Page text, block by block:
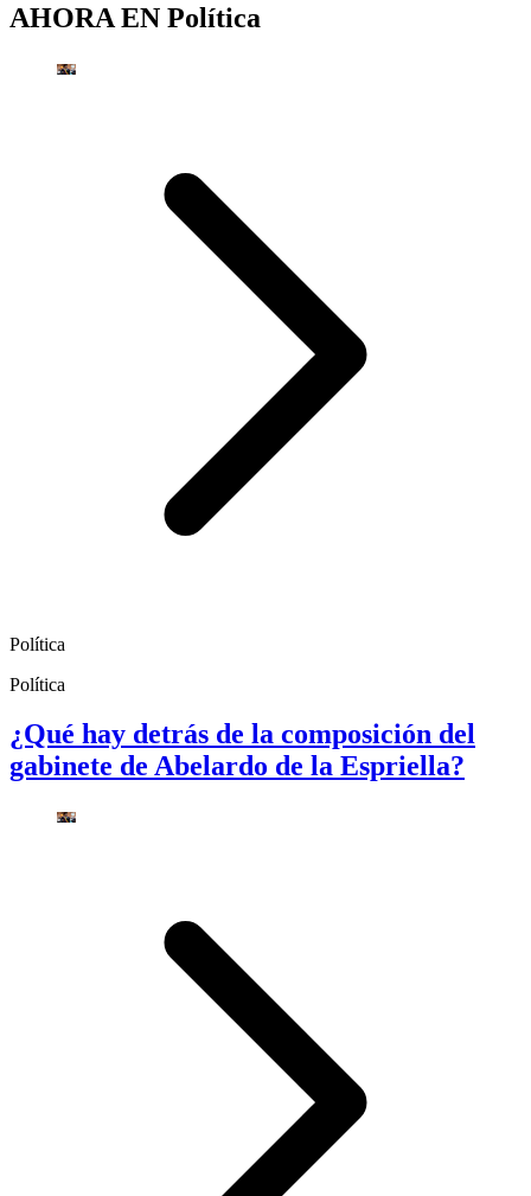
AHORA EN Política
Política
Política
¿Qué hay detrás de la composición del
gabinete de Abelardo de la Espriella?